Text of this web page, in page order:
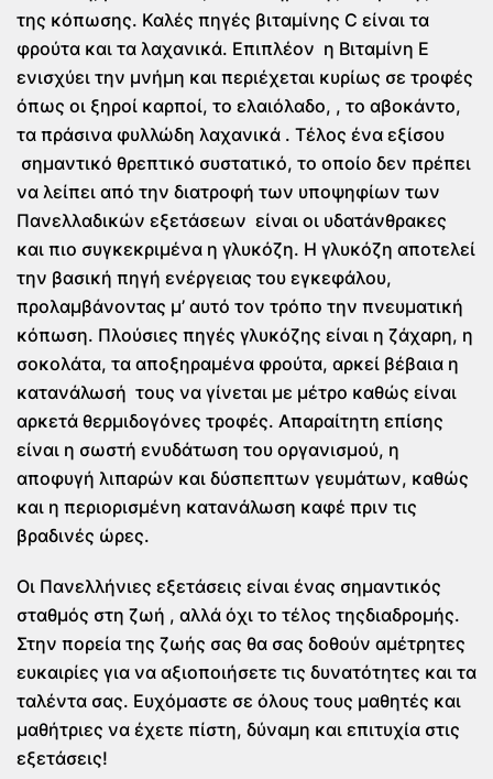
της κόπωσης. Καλές πηγές βιταμίνης C είναι τα
φρούτα και τα λαχανικά. Επιπλέον η Βιταμίνη Ε
ενισχύει την μνήμη και περιέχεται κυρίως σε τροφές
όπως οι ξηροί καρποί, το ελαιόλαδο, , το αβοκάντο,
τα πράσινα φυλλώδη λαχανικά . Τέλος ένα εξίσου
σημαντικό θρεπτικό συστατικό, το οποίο δεν πρέπει
να λείπει από την διατροφή των υποψηφίων των
Πανελλαδικών εξετάσεων είναι οι υδατάνθρακες
και πιο συγκεκριμένα η γλυκόζη. Η γλυκόζη αποτελεί
την βασική πηγή ενέργειας του εγκεφάλου,
προλαμβάνοντας μ’ αυτό τον τρόπο την πνευματική
κόπωση. Πλούσιες πηγές γλυκόζης είναι η ζάχαρη, η
σοκολάτα, τα αποξηραμένα φρούτα, αρκεί βέβαια η
κατανάλωσή τους να γίνεται με μέτρο καθώς είναι
αρκετά θερμιδογόνες τροφές. Απαραίτητη επίσης
είναι η σωστή ενυδάτωση του οργανισμού, η
αποφυγή λιπαρών και δύσπεπτων γευμάτων, καθώς
και η περιορισμένη κατανάλωση καφέ πριν τις
βραδινές ώρες.
Οι Πανελλήνιες εξετάσεις είναι ένας σημαντικός
σταθμός στη ζωή , αλλά όχι το τέλος τηςδιαδρομής.
Στην πορεία της ζωής σας θα σας δοθούν αμέτρητες
ευκαιρίες για να αξιοποιήσετε τις δυνατότητες και τα
ταλέντα σας. Ευχόμαστε σε όλους τους μαθητές και
μαθήτριες να έχετε πίστη, δύναμη και επιτυχία στις
εξετάσεις!